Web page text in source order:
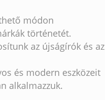
módon
történetét.
az újságírók és az
és modern eszközeit
alkalmazzuk.